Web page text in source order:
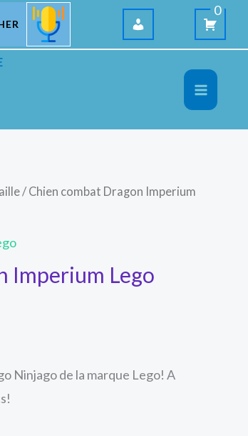
0
/ Chien combat Dragon Imperium
Imperium Lego
Ninjago de la marque Lego! A